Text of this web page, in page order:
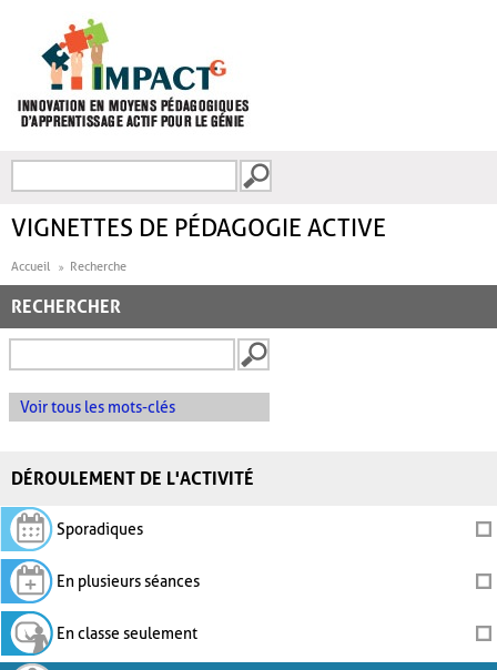
FORMULAIRE DE
VIGNETTES DE PÉDAGOGIE ACTIVE
Accueil Recherche
RECHERCHER
Voir tous les mots-clés
DÉROULEMENT DE L'ACTIVITÉ
Sporadiques
En plusieurs séances
En classe seulement